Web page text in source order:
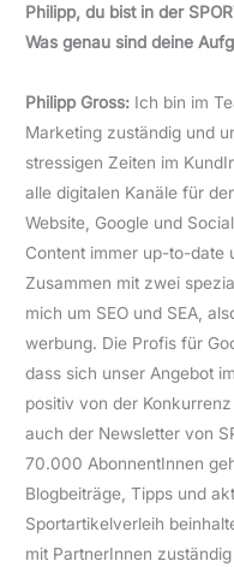
Philipp, du bist in der
Was genau sind deine
Philipp Gross: Ich bin im
Marketing zuständig und
stressigen Zeiten im
alle digitalen Kanäle für
Website, Google und
Content immer up-to-date
Zusammen mit zwei
mich um SEO und SEA,
werbung. Die Profis für
dass sich unser Angebot
positiv von der
auch der Newsletter von
70.000 AbonnentInnen
Blogbeiträge, Tipps und
Sportartikelverleih
mit PartnerInnen